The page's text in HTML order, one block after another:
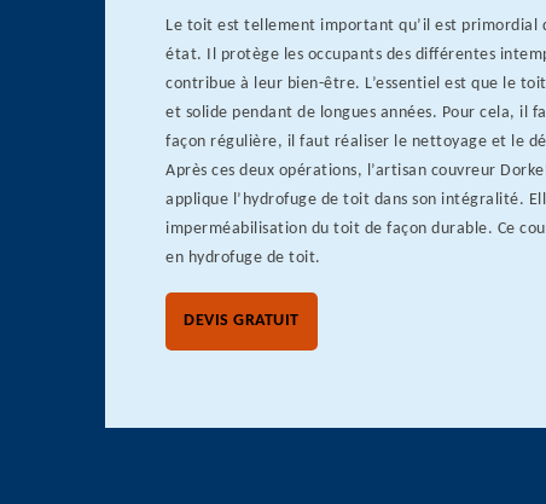
Le toit est tellement important qu’il est primordial
état. Il protège les occupants des différentes
contribue à leur bien-être. L’essentiel est que le
et solide pendant de longues années. Pour cela, il
façon régulière, il faut réaliser le nettoyage et le
Après ces deux opérations, l’artisan couvreur
applique l’hydrofuge de toit dans son intégralité.
imperméabilisation du toit de façon durable. Ce
en hydrofuge de toit.
DEVIS GRATUIT